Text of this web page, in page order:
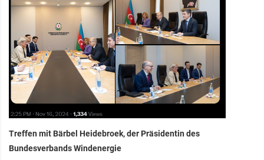
Treffen mit Bärbel Heidebroek, der Präsidentin des
Bundesverbands Windenergie